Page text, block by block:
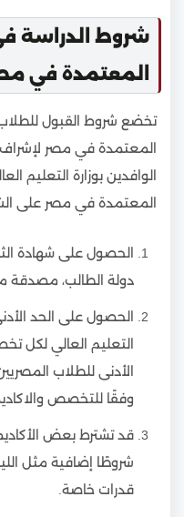
شروط الدراسة
المعتمدة في
تخضع شروط القبول للطلاب
المعتمدة في مصر لإشراف
الوافدين بوزارة التعليم
المعتمدة في مصر على
الحصول على شهادة
دولة الطالب، مصدقة
الحصول على الحد
التعليم العالي لكل
وفقًا للتخصص
قد تشترط بعض
شروطًا إضافية مثل
قدرات خاصة.